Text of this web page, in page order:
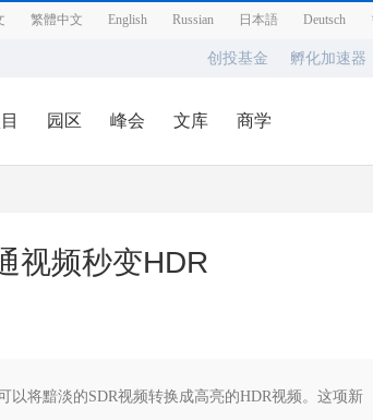
繁體中文 English Russian 日本語 Deutsch
创投基金 孵化加速器
园区 峰会 文库 商学
视频秒变HDR
以将黯淡的SDR视频转换成高亮的HDR视频。这项新